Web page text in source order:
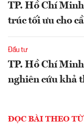
TP. Hồ Chí
trúc tối ưu cho
Đầu tư
TP. Hồ Chí
nghiên cứu khả
ĐỌC BÀI THEO